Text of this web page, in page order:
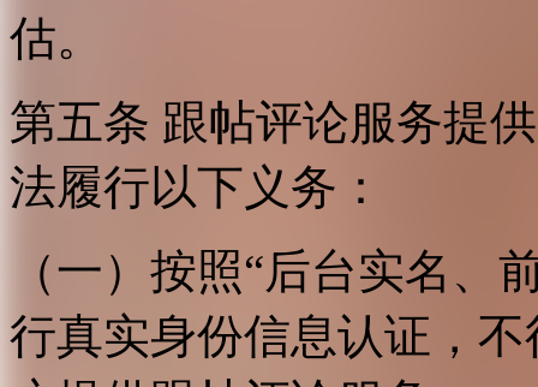
估。
第五条 跟帖评论服务提
法履行以下义务：
（一）按照“后台实名、
行真实身份信息认证，